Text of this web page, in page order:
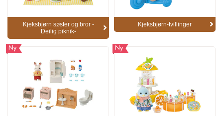
Kjeksbjørn søster og bror -
Deilig piknik-
Kjeksbjørn-tvillinger
Ny Ny